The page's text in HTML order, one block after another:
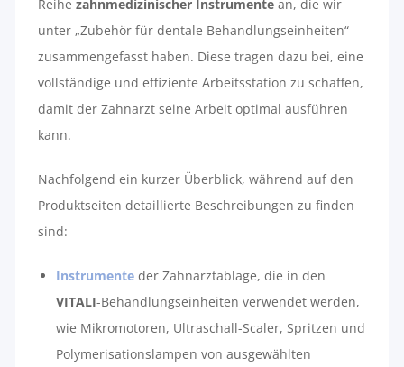
Reihe zahnmedizinischer Instrumentean, die wir
unter „Zubehör für dentale Behandlungseinheiten“
zusammengefasst haben. Diese tragen dazu bei, eine
vollständige und effiziente Arbeitsstation zu schaffen,
damit der Zahnarzt seine Arbeit optimal ausführen
kann.
Nachfolgend ein kurzer Überblick, während auf den
Produktseiten detaillierte Beschreibungen zu finden
sind:
Instrumenteder Zahnarztablage, die in den
VITALI-Behandlungseinheiten verwendet werden,
wie Mikromotoren, Ultraschall-Scaler, Spritzen und
Polymerisationslampen von ausgewählten